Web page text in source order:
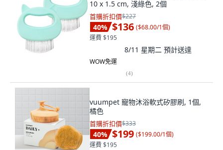
10 x 1.5 cm, 淺綠色, 2個
首購折扣價$227
40% $136 ($68.00/1個)
運費 $195
8/11 星期二 預計送達
WOW免運
(4)
vuumpet 寵物沐浴軟式矽膠刷, 1個,
橘色
首購折扣價$333
40% $199 ($199.00/1個)
運費 $195